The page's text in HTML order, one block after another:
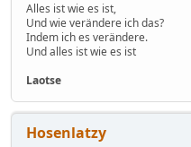
Alles ist wie es ist,
Und wie verändere ich das?
Indem ich es verändere.
Und alles ist wie es ist
Laotse
Hosenlatzy